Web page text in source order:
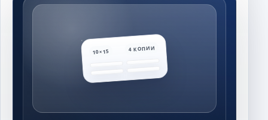
10×15 4 КОПИИ